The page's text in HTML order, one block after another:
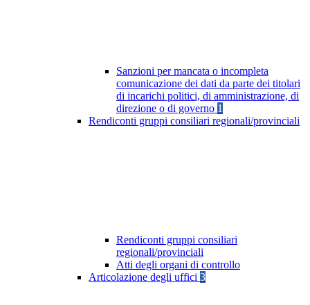
Sanzioni per mancata o incompleta
comunicazione dei dati da parte dei titolari
di incarichi politici, di amministrazione, di
direzione o di governo 1
Rendiconti gruppi consiliari regionali/provinciali
Rendiconti gruppi consiliari
regionali/provinciali
Atti degli organi di controllo
Articolazione degli uffici 3